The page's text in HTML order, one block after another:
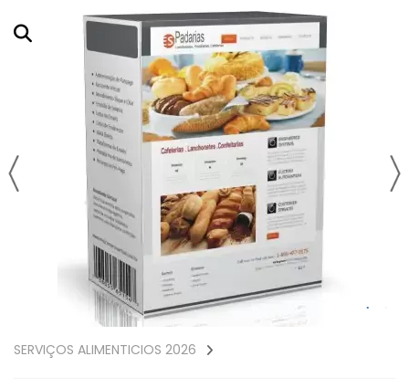
SERVIÇOS ALIMENTICIOS 2026